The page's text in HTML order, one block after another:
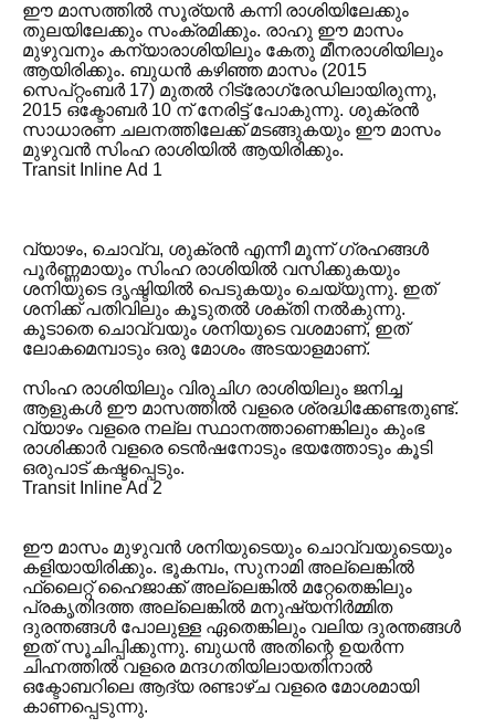
ഈ മാസത്തിൽ സൂര്യൻ കന്നി രാശിയിലേക്കും
തുലയിലേക്കും സംക്രമിക്കും. രാഹു ഈ മാസം
മുഴുവനും കന്യാരാശിയിലും കേതു മീനരാശിയിലും
ആയിരിക്കും. ബുധൻ കഴിഞ്ഞ മാസം (2015
സെപ്റ്റംബർ 17) മുതൽ റിട്രോഗ്രേഡിലായിരുന്നു,
2015 ഒക്ടോബർ 10 ന് നേരിട്ട് പോകുന്നു. ശുക്രൻ
സാധാരണ ചലനത്തിലേക്ക് മടങ്ങുകയും ഈ മാസം
മുഴുവൻ സിംഹ രാശിയിൽ ആയിരിക്കും.
Transit Inline Ad 1
വ്യാഴം, ചൊവ്വ, ശുക്രൻ എന്നീ മൂന്ന് ഗ്രഹങ്ങൾ
പൂർണ്ണമായും സിംഹ രാശിയിൽ വസിക്കുകയും
ശനിയുടെ ദൃഷ്ടിയിൽ പെടുകയും ചെയ്യുന്നു. ഇത്
ശനിക്ക് പതിവിലും കൂടുതൽ ശക്തി നൽകുന്നു.
കൂടാതെ ചൊവ്വയും ശനിയുടെ വശമാണ്, ഇത്
ലോകമെമ്പാടും ഒരു മോശം അടയാളമാണ്.
സിംഹ രാശിയിലും വിരുചിഗ രാശിയിലും ജനിച്ച
ആളുകൾ ഈ മാസത്തിൽ വളരെ ശ്രദ്ധിക്കേണ്ടതുണ്ട്.
വ്യാഴം വളരെ നല്ല സ്ഥാനത്താണെങ്കിലും കുംഭ
രാശിക്കാർ വളരെ ടെൻഷനോടും ഭയത്തോടും കൂടി
ഒരുപാട് കഷ്ടപ്പെടും.
Transit Inline Ad 2
ഈ മാസം മുഴുവൻ ശനിയുടെയും ചൊവ്വയുടെയും
കളിയായിരിക്കും. ഭൂകമ്പം, സുനാമി അല്ലെങ്കിൽ
ഫ്ലൈറ്റ് ഹൈജാക്ക് അല്ലെങ്കിൽ മറ്റേതെങ്കിലും
പ്രകൃതിദത്ത അല്ലെങ്കിൽ മനുഷ്യനിർമ്മിത
ദുരന്തങ്ങൾ പോലുള്ള ഏതെങ്കിലും വലിയ ദുരന്തങ്ങൾ
ഇത് സൂചിപ്പിക്കുന്നു. ബുധൻ അതിന്റെ ഉയർന്ന
ചിഹ്നത്തിൽ വളരെ മന്ദഗതിയിലായതിനാൽ
ഒക്ടോബറിലെ ആദ്യ രണ്ടാഴ്ച വളരെ മോശമായി
കാണപ്പെടുന്നു.